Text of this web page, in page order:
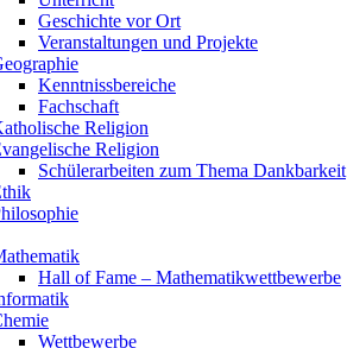
Geschichte vor Ort
Veranstaltungen und Projekte
Kenntnissbereiche
Fachschaft
Religion
Religion
Schülerarbeiten zum Thema Dankbarkeit
Hall of Fame – Mathematikwettbewerbe
Wettbewerbe